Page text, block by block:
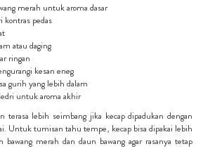
merah untuk aroma dasar
pedas
atau daging
ringan
kesan eneg
gurih yang lebih dalam
untuk aroma akhir
terasa lebih seimbang jika kecap dipadukan dengan
Untuk tumisan tahu tempe, kecap bisa dipakai lebih
merah dan daun bawang agar rasanya tetap